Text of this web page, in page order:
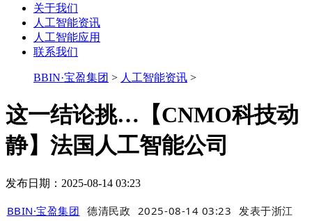
关于我们
人工智能资讯
人工智能应用
联系我们
BBIN·宝盈集团 > 人工智能资讯 >
这一结论挑…【CNMO科技动
静】法国人工智能公司
发布日期：2025-08-14 03:23
BBIN·宝盈集团 德清民政 2025-08-14 03:23 发表于浙江